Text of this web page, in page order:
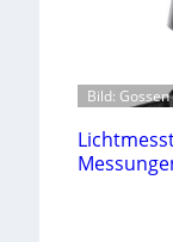
Bild: